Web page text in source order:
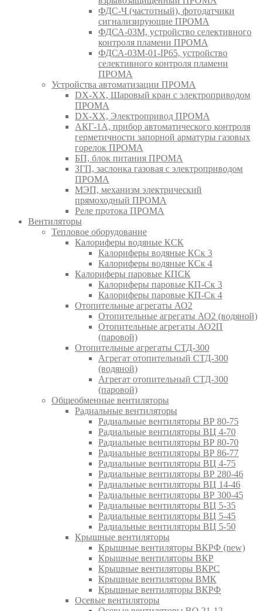
ФДС-Ч (частотный), фотодатчики
сигнализирующие ПРОМА
ФДСА-03М, устройство селективного
контроля пламени ПРОМА
ФДСА-03М-01-IP65, устройство
селективного контроля пламени
ПРОМА
Устройства автоматизации ПРОМА
DX-XX, Шаровый кран c электроприводом
ПРОМА
DX-XX, Электропривод ПРОМА
АКГ-1А, прибор автоматического контроля
герметичности запорной арматуры газовых
горелок ПРОМА
БП, блок питания ПРОМА
ЗГП, заслонка газовая с электроприводом
ПРОМА
МЭП, механизм электрический
прямоходный ПРОМА
Реле протока ПРОМА
Вентиляторы
Тепловое оборудование
Калориферы водяные КСК
Калориферы водяные КСк 3
Калориферы водяные КСк 4
Калориферы паровые КПСК
Калориферы паровые КП-Ск 3
Калориферы паровые КП-Ск 4
Отопительные агрегаты АО2
Отопительные агрегаты АО2 (водяной)
Отопительные агрегаты АО2П
(паровой)
Отопительные агрегаты СТД-300
Агрегат отопительный СТД-300
(водяной)
Агрегат отопительный СТД-300
(паровой)
Общеобменные вентиляторы
Радиальные вентиляторы
Радиальные вентиляторы ВР 80-75
Радиальные вентиляторы ВЦ 4-70
Радиальные вентиляторы ВР 80-70
Радиальные вентиляторы ВР 86-77
Радиальные вентиляторы ВЦ 4-75
Радиальные вентиляторы ВР 280-46
Радиальные вентиляторы ВЦ 14-46
Радиальные вентиляторы ВР 300-45
Радиальные вентиляторы ВЦ 5-35
Радиальные вентиляторы ВЦ 5-45
Радиальные вентиляторы ВЦ 5-50
Крышные вентиляторы
Крышные вентиляторы ВКРФ (new)
Крышные вентиляторы ВКР
Крышные вентиляторы ВКРС
Крышные вентиляторы ВМК
Крышные вентиляторы ВКРФ
Осевые вентиляторы